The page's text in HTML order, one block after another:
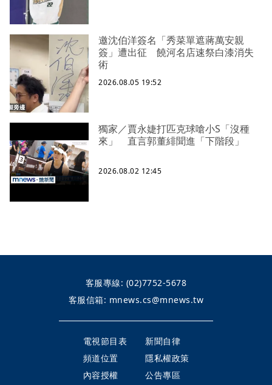
邀沈伯洋簽名「秀菜單遮蔣萬安親
簽」遭出征 饒河名店速祭白漆消失
術
2026.08.05 19:52
獨家／賈永婕打匹克球嗆小S「沒種
來」 直言郭董緋聞進「下階段」
2026.08.02 12:45
客服專線: (02)7752-5678
客服信箱: mnews.cs@mnews.tw
電視節目表
新聞自律
頻道位置
隱私權政策
內容授權
公告專區